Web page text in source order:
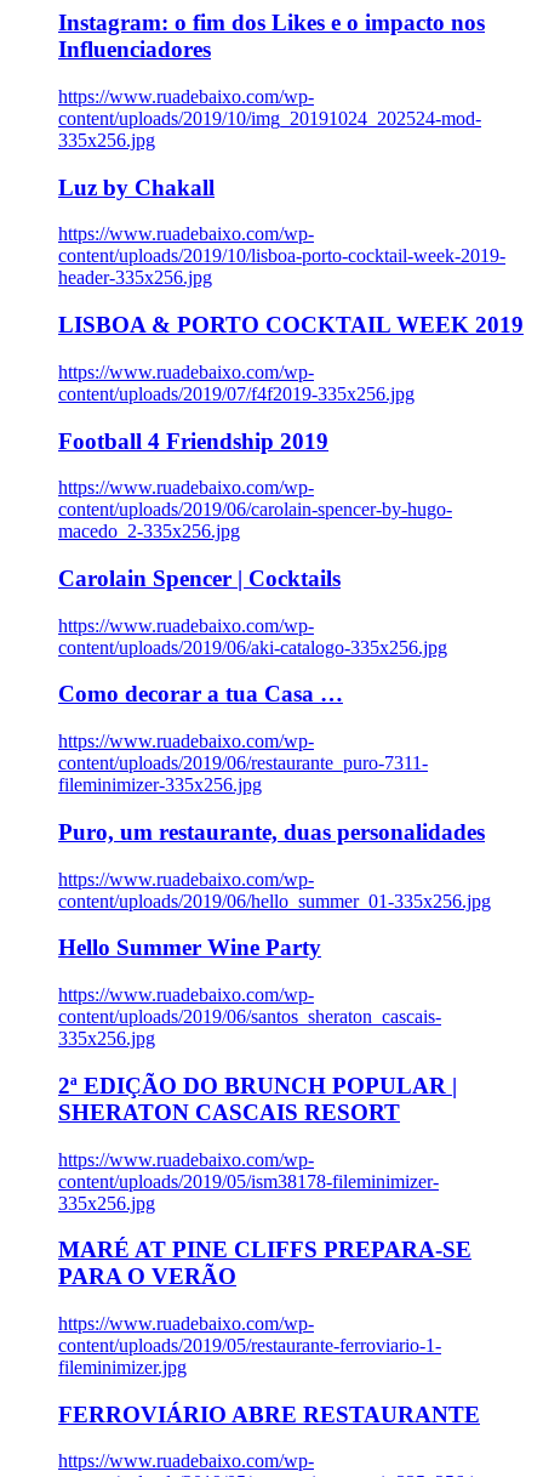
Instagram: o fim dos Likes e o impacto nos
Influenciadores
https://www.ruadebaixo.com/wp-
content/uploads/2019/10/img_20191024_202524-mod-
335x256.jpg
Luz by Chakall
https://www.ruadebaixo.com/wp-
content/uploads/2019/10/lisboa-porto-cocktail-week-2019-
header-335x256.jpg
LISBOA & PORTO COCKTAIL WEEK 2019
https://www.ruadebaixo.com/wp-
content/uploads/2019/07/f4f2019-335x256.jpg
Football 4 Friendship 2019
https://www.ruadebaixo.com/wp-
content/uploads/2019/06/carolain-spencer-by-hugo-
macedo_2-335x256.jpg
Carolain Spencer | Cocktails
https://www.ruadebaixo.com/wp-
content/uploads/2019/06/aki-catalogo-335x256.jpg
Como decorar a tua Casa …
https://www.ruadebaixo.com/wp-
content/uploads/2019/06/restaurante_puro-7311-
fileminimizer-335x256.jpg
Puro, um restaurante, duas personalidades
https://www.ruadebaixo.com/wp-
content/uploads/2019/06/hello_summer_01-335x256.jpg
Hello Summer Wine Party
https://www.ruadebaixo.com/wp-
content/uploads/2019/06/santos_sheraton_cascais-
335x256.jpg
2ª EDIÇÃO DO BRUNCH POPULAR |
SHERATON CASCAIS RESORT
https://www.ruadebaixo.com/wp-
content/uploads/2019/05/ism38178-fileminimizer-
335x256.jpg
MARÉ AT PINE CLIFFS PREPARA-SE
PARA O VERÃO
https://www.ruadebaixo.com/wp-
content/uploads/2019/05/restaurante-ferroviario-1-
fileminimizer.jpg
FERROVIÁRIO ABRE RESTAURANTE
https://www.ruadebaixo.com/wp-